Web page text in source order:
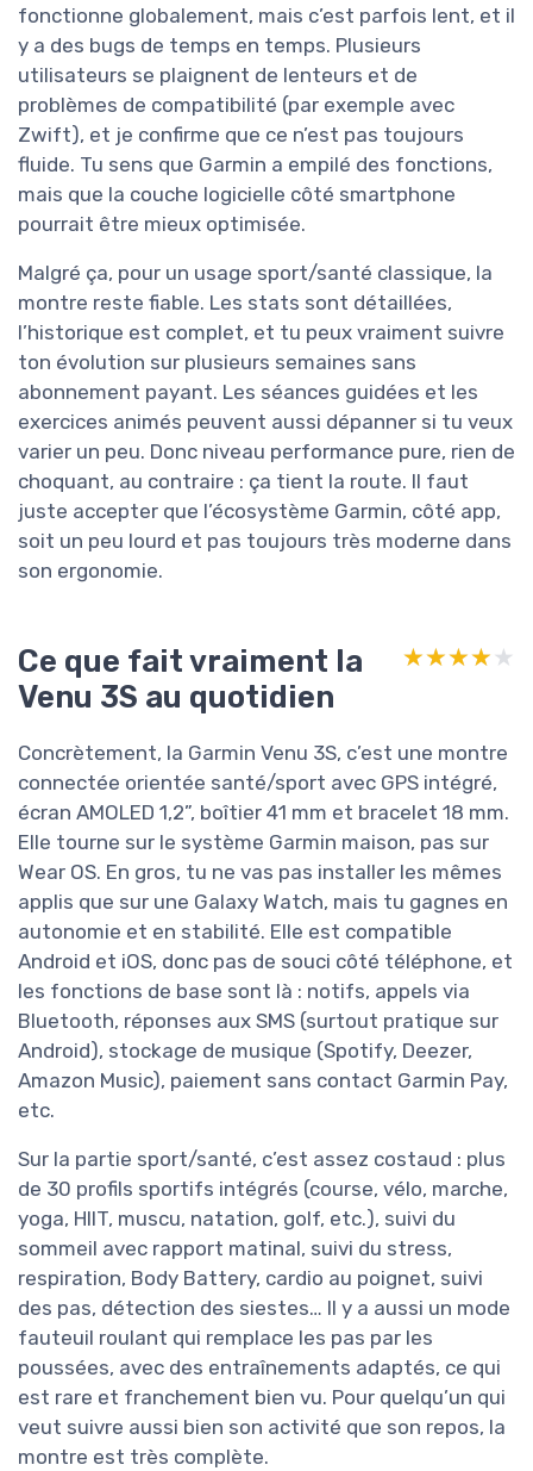
fonctionne globalement, mais c’est parfois lent, et il
y a des bugs de temps en temps. Plusieurs
utilisateurs se plaignent de lenteurs et de
problèmes de compatibilité (par exemple avec
Zwift), et je confirme que ce n’est pas toujours
fluide. Tu sens que Garmin a empilé des fonctions,
mais que la couche logicielle côté smartphone
pourrait être mieux optimisée.
Malgré ça, pour un usage sport/santé classique, la
montre reste fiable. Les stats sont détaillées,
l’historique est complet, et tu peux vraiment suivre
ton évolution sur plusieurs semaines sans
abonnement payant. Les séances guidées et les
exercices animés peuvent aussi dépanner si tu veux
varier un peu. Donc niveau performance pure, rien de
choquant, au contraire : ça tient la route. Il faut
juste accepter que l’écosystème Garmin, côté app,
soit un peu lourd et pas toujours très moderne dans
son ergonomie.
Ce que fait vraiment la
Venu 3S au quotidien
★★★★★
★★★★★
Concrètement, la Garmin Venu 3S, c’est une montre
connectée orientée santé/sport avec GPS intégré,
écran AMOLED 1,2”, boîtier 41 mm et bracelet 18 mm.
Elle tourne sur le système Garmin maison, pas sur
Wear OS. En gros, tu ne vas pas installer les mêmes
applis que sur une Galaxy Watch, mais tu gagnes en
autonomie et en stabilité. Elle est compatible
Android et iOS, donc pas de souci côté téléphone, et
les fonctions de base sont là : notifs, appels via
Bluetooth, réponses aux SMS (surtout pratique sur
Android), stockage de musique (Spotify, Deezer,
Amazon Music), paiement sans contact Garmin Pay,
etc.
Sur la partie sport/santé, c’est assez costaud : plus
de 30 profils sportifs intégrés (course, vélo, marche,
yoga, HIIT, muscu, natation, golf, etc.), suivi du
sommeil avec rapport matinal, suivi du stress,
respiration, Body Battery, cardio au poignet, suivi
des pas, détection des siestes… Il y a aussi un mode
fauteuil roulant qui remplace les pas par les
poussées, avec des entraînements adaptés, ce qui
est rare et franchement bien vu. Pour quelqu’un qui
veut suivre aussi bien son activité que son repos, la
montre est très complète.